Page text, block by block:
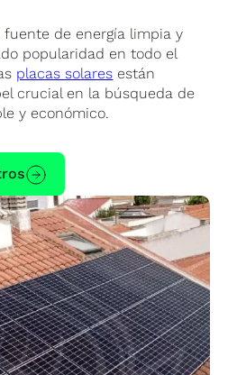
fuente de energía limpia y
popularidad en todo el
placas solares están
crucial en la búsqueda de
y económico.